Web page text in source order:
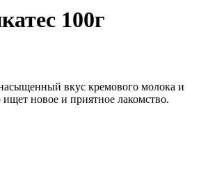
100г
вкус кремового молока и
новое и приятное лакомство.